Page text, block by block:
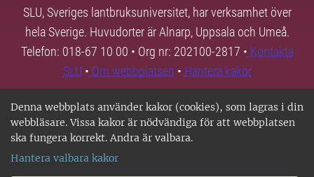
Denna webbplats använder kakor (cookies), som lagras i din
webbläsare. Vissa kakor är nödvändiga för att webbplatsen
ska fungera korrekt. Andra är valbara.
Hantera valbara kakor
SLU, Sveriges lantbruksuniversitet, har verksamhet över
hela Sverige. Huvudorter är Alnarp, Uppsala och Umeå.
Telefon: 018-67 10 00 • Org nr: 202100-2817 • Kontakta
SLU • Om webbplatsen • Hantera kakor